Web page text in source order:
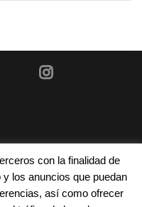
y le tasaremos su
con la finalidad de
los anuncios que puedan
así como ofrecer